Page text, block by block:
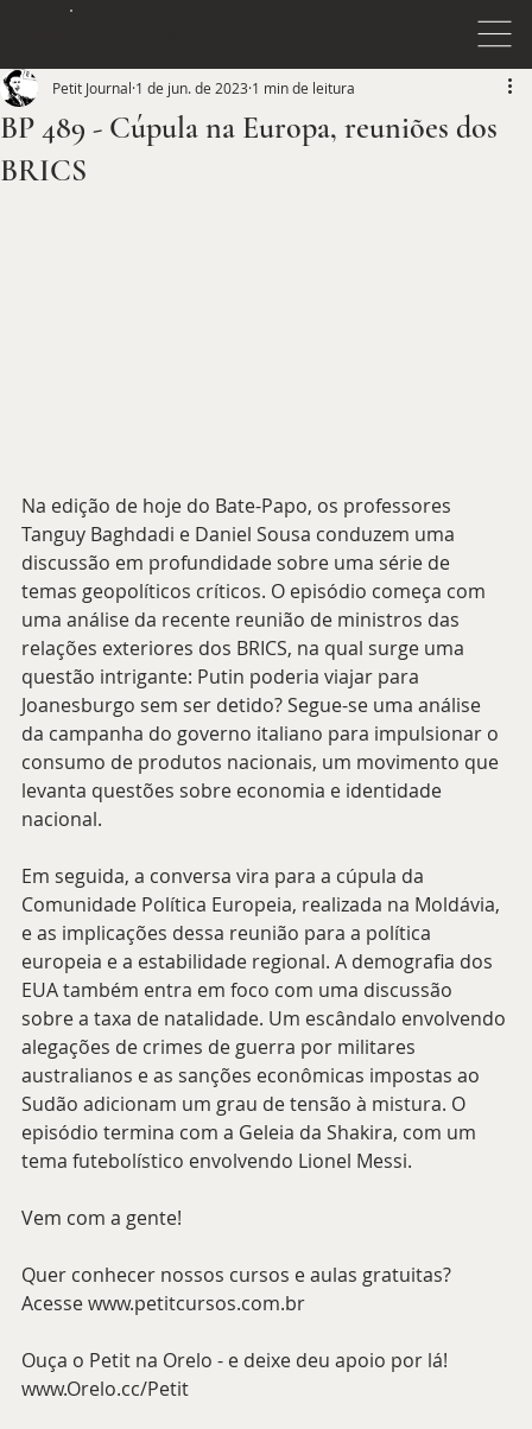
BP 489 - Cúpula na Europa, reuniões dos
BRICS
Petit Journal 1 de jun. de 2023 1 min de leitura
Na edição de hoje do Bate-Papo, os professores
Tanguy Baghdadi e Daniel Sousa conduzem uma
discussão em profundidade sobre uma série de
temas geopolíticos críticos. O episódio começa com
uma análise da recente reunião de ministros das
relações exteriores dos BRICS, na qual surge uma
questão intrigante: Putin poderia viajar para
Joanesburgo sem ser detido? Segue-se uma análise
da campanha do governo italiano para impulsionar o
consumo de produtos nacionais, um movimento que
levanta questões sobre economia e identidade
nacional.
Em seguida, a conversa vira para a cúpula da
Comunidade Política Europeia, realizada na Moldávia,
e as implicações dessa reunião para a política
europeia e a estabilidade regional. A demografia dos
EUA também entra em foco com uma discussão
sobre a taxa de natalidade. Um escândalo envolvendo
alegações de crimes de guerra por militares
australianos e as sanções econômicas impostas ao
Sudão adicionam um grau de tensão à mistura. O
episódio termina com a Geleia da Shakira, com um
tema futebolístico envolvendo Lionel Messi.
Vem com a gente!
Quer conhecer nossos cursos e aulas gratuitas?
Acesse www.petitcursos.com.br
Ouça o Petit na Orelo - e deixe deu apoio por lá!
www.Orelo.cc/Petit